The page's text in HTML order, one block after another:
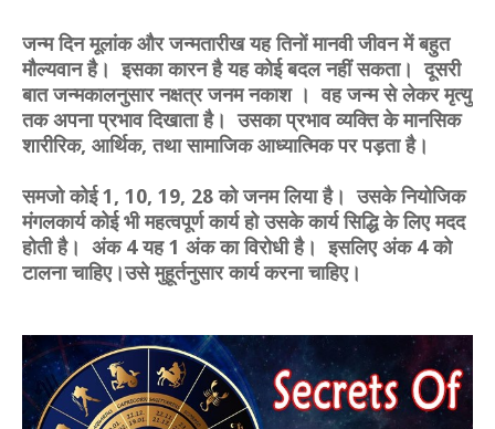
जन्म दिन मूलांक और जन्मतारीख यह तिनों मानवी जीवन में बहुत
मौल्यवान है। इसका कारन है यह कोई बदल नहीं सकता। दूसरी
बात जन्मकालनुसार नक्षत्र जनम नकाश । वह जन्म से लेकर मृत्यु
तक अपना प्रभाव दिखाता है। उसका प्रभाव व्यक्ति के मानसिक
शारीरिक, आर्थिक, तथा सामाजिक आध्यात्मिक पर पड़ता है।
समजो कोई 1, 10, 19, 28 को जनम लिया है। उसके नियोजिक
मंगलकार्य कोई भी महत्वपूर्ण कार्य हो उसके कार्य सिद्धि के लिए मदद
होती है। अंक 4 यह 1 अंक का विरोधी है। इसलिए अंक 4 को
टालना चाहिए।उसे मुहूर्तनुसार कार्य करना चाहिए।